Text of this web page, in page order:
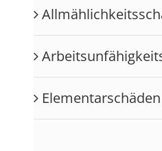
Elementarschäden